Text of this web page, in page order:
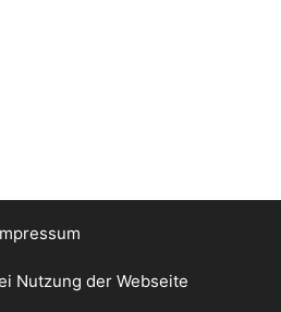
Nutzung der Webseite